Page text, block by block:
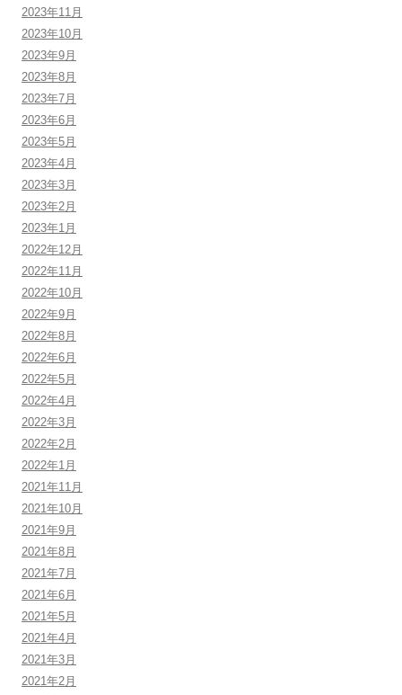
2023年11月
2023年10月
2023年9月
2023年8月
2023年7月
2023年6月
2023年5月
2023年4月
2023年3月
2023年2月
2023年1月
2022年12月
2022年11月
2022年10月
2022年9月
2022年8月
2022年6月
2022年5月
2022年4月
2022年3月
2022年2月
2022年1月
2021年11月
2021年10月
2021年9月
2021年8月
2021年7月
2021年6月
2021年5月
2021年4月
2021年3月
2021年2月